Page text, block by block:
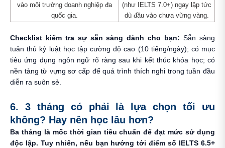
vào môi trường doanh nghiệp đa
quốc gia.
(như IELTS 7.0+) ngay lập tức
dù đầu vào chưa vững vàng.
Checklist kiểm tra sự sẵn sàng dành cho bạn: Sẵn sàng
tuân thủ kỷ luật học tập cường độ cao (10 tiếng/ngày); có mục
tiêu ứng dụng ngôn ngữ rõ ràng sau khi kết thúc khóa học; có
nền tảng từ vựng sơ cấp để quá trình thích nghi trong tuần đầu
diễn ra suôn sẻ.
6. 3 tháng có phải là lựa chọn tối ưu
không? Hay nên học lâu hơn?
Ba tháng là mốc thời gian tiêu chuẩn để đạt mức sử dụng
độc lập. Tuy nhiên, nếu bạn hướng tới điểm số IELTS 6.5+